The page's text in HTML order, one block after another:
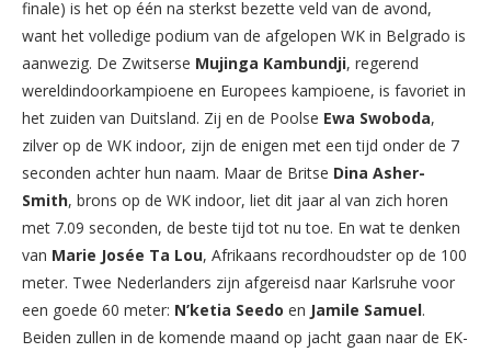
finale) is het op één na sterkst bezette veld van de avond,
want het volledige podium van de afgelopen WK in Belgrado is
aanwezig. De Zwitserse Mujinga Kambundji, regerend
wereldindoorkampioene en Europees kampioene, is favoriet in
het zuiden van Duitsland. Zij en de Poolse Ewa Swoboda,
zilver op de WK indoor, zijn de enigen met een tijd onder de 7
seconden achter hun naam. Maar de Britse Dina Asher-
Smith, brons op de WK indoor, liet dit jaar al van zich horen
met 7.09 seconden, de beste tijd tot nu toe. En wat te denken
van Marie Josée Ta Lou, Afrikaans recordhoudster op de 100
meter. Twee Nederlanders zijn afgereisd naar Karlsruhe voor
een goede 60 meter: N’ketia Seedo en Jamile Samuel.
Beiden zullen in de komende maand op jacht gaan naar de EK-